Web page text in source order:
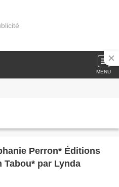
MENU
Perron* Éditions
par Lynda